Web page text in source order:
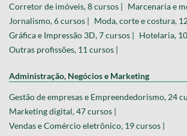
Corretor de imóveis, 8 cursos | Marcenaria e
Jornalismo, 6 cursos | Moda, corte e costura,
Gráfica e Impressão 3D, 7 cursos | Hotelaria,
Outras profissões, 11 cursos |
Administração, Negócios e Marketing
Gestão de empresas e Empreendedorismo, 24
Marketing digital, 47 cursos |
Vendas e Comércio eletrônico, 19 cursos |